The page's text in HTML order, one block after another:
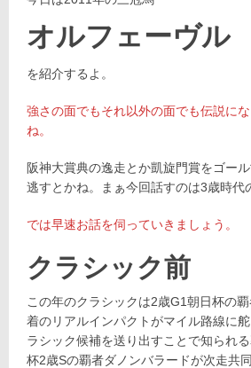
オルフェーヴル
を紹介するよ。
強さの面でもそれ以外の面でも伝説に
ね。
阪神大賞典の逸走とか凱旋門賞をゴー
逃すとかね。まぁ今回話すのは3歳時代
では早速お話を伺っていきましょう。
クラシック前
この年のクラシックは2歳G1朝日杯の
着のリアルインパクトがマイル路線に
ラシック候補を送り出すことで知られ
杯2歳Sの覇者ダノンバラードが次走共